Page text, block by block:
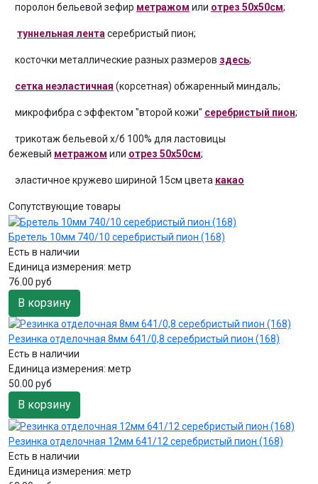
поролон бельевой зефир метражом или отрез 50х50см;
туннельная лента серебристый пион;
косточки металлические разных размеров здесь;
сетка неэластичная (корсетная) обжаренный миндаль;
микрофибра с эффектом "второй кожи" серебристый пион;
трикотаж бельевой х/б 100% для ластовицы
бежевый метражом или отрез 50х50см;
эластичное кружево шириной 15см цвета какао
Сопутствующие товары
Бретель 10мм 740/10 серебристый пион (168)
Есть в наличии
Единица измерения: метр
76.00 руб
В корзину
Резинка отделочная 8мм 641/0,8 серебристый пион (168)
Есть в наличии
Единица измерения: метр
50.00 руб
В корзину
Резинка отделочная 12мм 641/12 серебристый пион (168)
Есть в наличии
Единица измерения: метр